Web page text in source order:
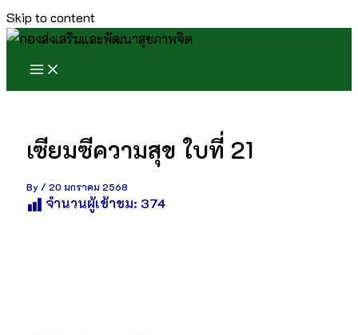
Skip to content
เซียมซีความสุข ใบที่ 21
By /20 มกราคม 2568
จำนวนผู้เข้าชม: 374